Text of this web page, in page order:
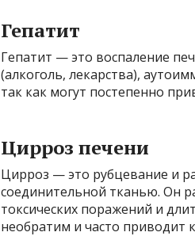
Гепатит
Гепатит — это воспаление
(алкоголь, лекарства),
так как могут постепенно
Цирроз печени
Цирроз — это рубцевание и
соединительной тканью. Он
токсических поражений и
необратим и часто приводит